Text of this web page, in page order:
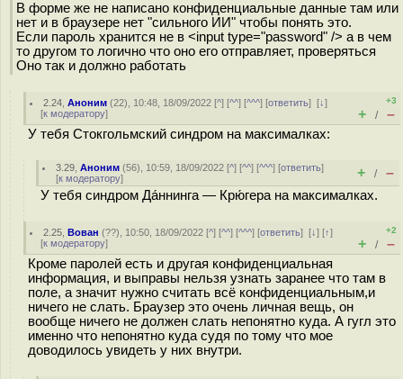
В форме же не написано конфиденциальные данные там или
нет и в браузере нет "сильного ИИ" чтобы понять это.
Если пароль хранится не в <input type="password" /> а в чем
то другом то логично что оно его отправляет, проверяться
Оно так и должно работать
2.24 ,Аноним (22), 10:48, 18/09/2022 [^] [^^] [^^^] [ответить][↓]
[к модератору]
+3
+ / –
У тебя Стокгольмский синдром на максималках:
3.29 ,Аноним (56), 10:59, 18/09/2022 [^] [^^] [^^^] [ответить]
[к модератору] + / –
У тебя синдром Да́ннинга — Крю́гера на максималках.
2.25 ,Вован (??), 10:50, 18/09/2022 [^] [^^] [^^^] [ответить][↓] [↑]
[к модератору]
+2
+ / –
Кроме паролей есть и другая конфиденциальная
информация, и выправы нельзя узнать заранее что там в
поле, а значит нужно считать всё конфиденциальным,и
ничего не слать. Браузер это очень личная вещь, он
вообще ничего не должен слать непонятно куда. А гугл это
именно что непонятно куда судя по тому что мое
доводилось увидеть у них внутри.